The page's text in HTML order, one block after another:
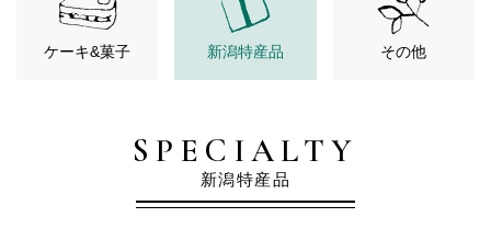
ケーキ&菓子 新潟特産品 その他
SPECIALTY
新潟特産品